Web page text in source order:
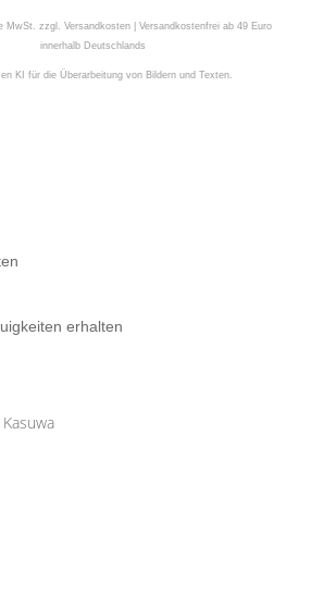
MwSt. zzgl. Versandkosten | Versandkostenfrei ab 49 Euro
innerhalb Deutschlands
KI für die Überarbeitung von Bildern und Texten.
erhalten